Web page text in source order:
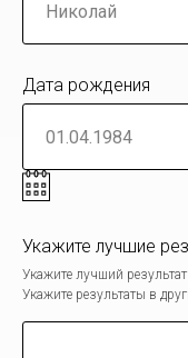
Дата рождения
Укажите лучшие
Укажите лучший
Укажите результаты в